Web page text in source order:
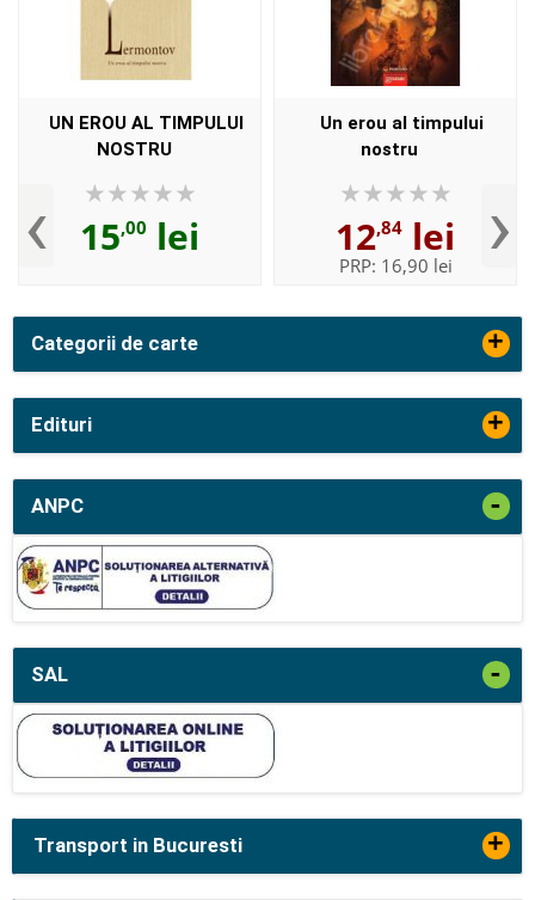
Categorii de carte +
Edituri +
ANPC -
SAL -
‹
UN EROU AL TIMPULUI
NOSTRU
15,00 lei
Un erou al timpului
nostru
12,84 lei
PRP: 16,90 lei ›
Transport in Bucuresti +